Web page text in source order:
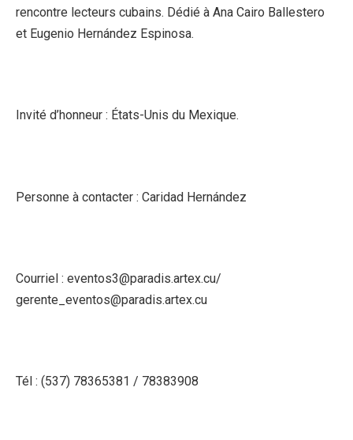
rencontre lecteurs cubains. Dédié à Ana Cairo Ballestero
et Eugenio Hernández Espinosa.
Invité d’honneur : États-Unis du Mexique.
Personne à contacter : Caridad Hernández
Courriel : eventos3@paradis.artex.cu/
gerente_eventos@paradis.artex.cu
Tél : (537) 78365381 / 78383908